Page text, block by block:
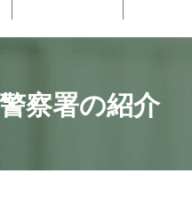
察署の紹介